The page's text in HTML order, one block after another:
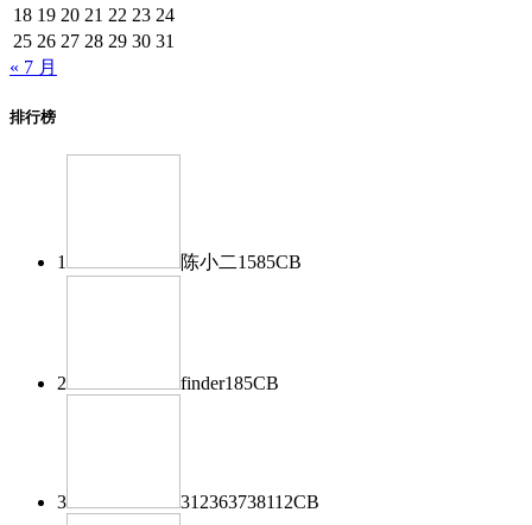
18 19 20 21 22 23 24
25 26 27 28 29 30 31
« 7 月
排行榜
1 陈小二1585CB
2 finder185CB
3 312363738112CB